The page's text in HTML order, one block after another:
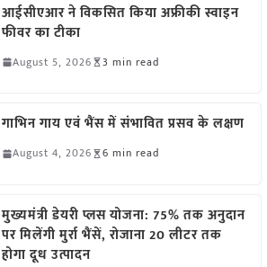
आईसीएआर ने विकसित किया अफ्रीकी स्वाइन
फीवर का टीका
August 5, 2026 3 min read
गाभिन गाय एवं भैंस में संभावित प्रसव के लक्षण
August 4, 2026 6 min read
मुख्यमंत्री डेयरी प्लस योजना: 75% तक अनुदान
पर मिलेंगी मुर्रा भैंसें, रोजाना 20 लीटर तक
होगा दूध उत्पादन